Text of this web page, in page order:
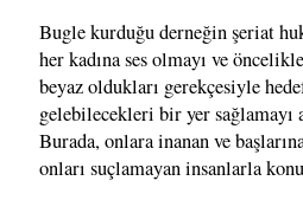
Bugle kurduğu derneğin şeriat
her kadına ses olmayı ve
beyaz oldukları gerekçesiyle
gelebilecekleri bir yer sağlamayı
Burada, onlara inanan ve
onları suçlamayan insanlarla